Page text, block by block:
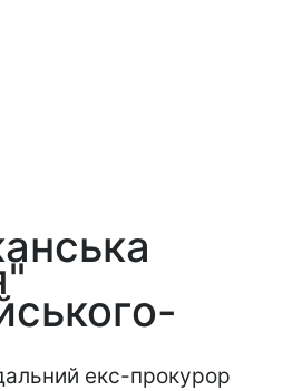
екс-прокурор